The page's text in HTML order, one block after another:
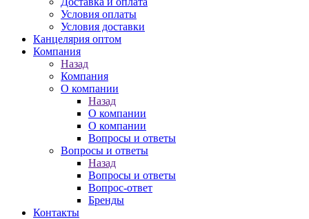
Условия оплаты
Условия доставки
Канцелярия оптом
Компания
Назад
Компания
О компании
Назад
О компании
О компании
Вопросы и ответы
Вопросы и ответы
Назад
Вопросы и ответы
Вопрос-ответ
Бренды
Контакты